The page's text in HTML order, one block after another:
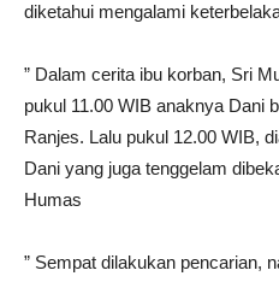
diketahui mengalami
” Dalam cerita ibu korban, Sri
pukul 11.00 WIB anaknya Dani
Ranjes. Lalu pukul 12.00 WIB,
Dani yang juga tenggelam
Humas
” Sempat dilakukan pencarian,